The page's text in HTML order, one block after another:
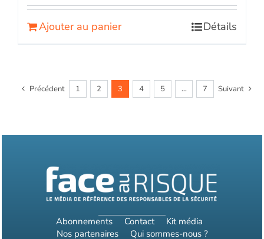
Ajouter au panier Détails
Précédent 1 2 3 4 5 … 7 Suivant
Abonnements Contact
Kit média
Nos partenaires
Qui sommes-nous ?